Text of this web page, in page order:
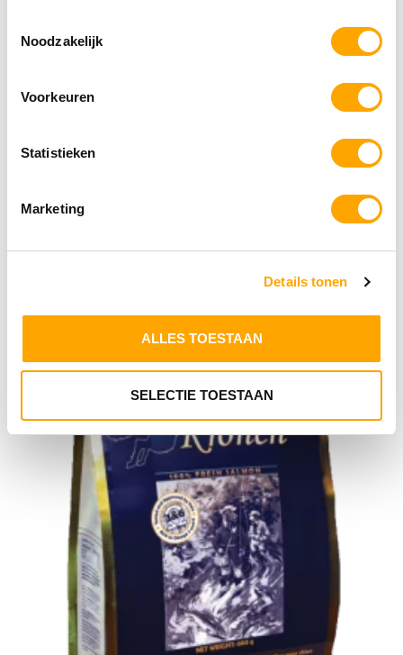
Noodzakelijk
Voorkeuren
Statistieken
Marketing
Details tonen
ALLES TOESTAAN
SELECTIE TOESTAAN